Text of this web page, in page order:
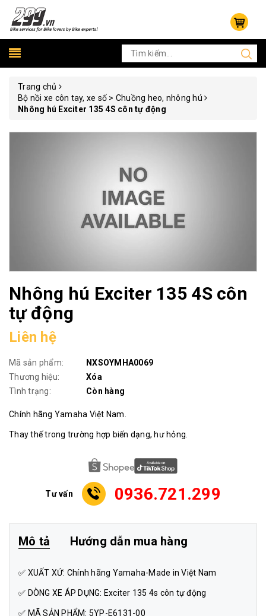
Trang chủ
Bộ nồi xe côn tay, xe số > Chuồng heo, nhông hú
Nhông hú Exciter 135 4S côn tự động
Nhông hú Exciter 135 4S côn
tự động
Liên hệ
Mã sản phẩm:
NXSOYMHA0069
Thương hiệu:
Xóa
Tình trạng:
Còn hàng
Chính hãng Yamaha Việt Nam.
Thay thế trong trường hợp biến dạng, hư hỏng.
Tư vấn 0936.721.299
Mô tả Hướng dẫn mua hàng
✅ XUẤT XỨ: Chính hãng Yamaha-Made in Việt Nam
✅ DÒNG XE ÁP DỤNG: Exciter 135 4s côn tự động
✅ MÃ SẢN PHẨM: 5YP-E6131-00